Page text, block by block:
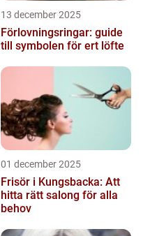
13 december 2025
Förlovningsringar: guide
till symbolen för ert löfte
01 december 2025
Frisör i Kungsbacka: Att
hitta rätt salong för alla
behov